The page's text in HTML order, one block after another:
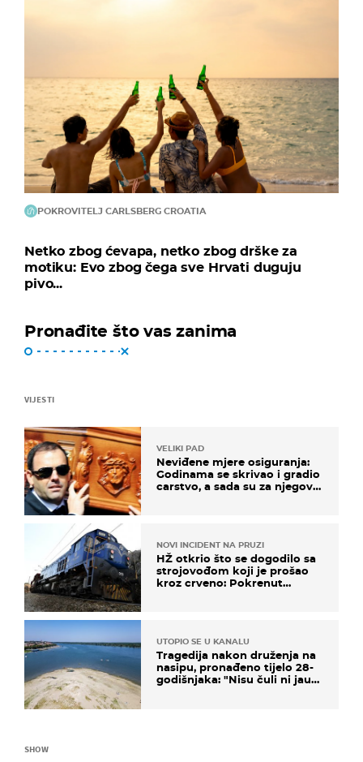
POKROVITELJ CARLSBERG CROATIA
Netko zbog ćevapa, netko zbog drške za
motiku: Evo zbog čega sve Hrvati duguju
pivo...
Pronađite što vas zanima
VIJESTI
VELIKI PAD
Neviđene mjere osiguranja:
Godinama se skrivao i gradio
carstvo, a sada su za njegovo
NOVI INCIDENT NA PRUZI
HŽ otkrio što se dogodilo sa
strojovođom koji je prošao
kroz crveno: Pokrenut
UTOPIO SE U KANALU
Tragedija nakon druženja na
nasipu, pronađeno tijelo 28-
godišnjaka: "Nisu čuli ni jauk
SHOW